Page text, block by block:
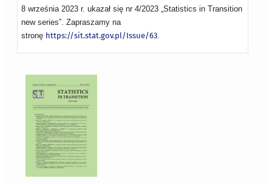
8 września 2023 r. ukazał się nr 4/2023 „Statistics in Transition
new series”. Zapraszamy na
stronę https://sit.stat.gov.pl/Issue/63